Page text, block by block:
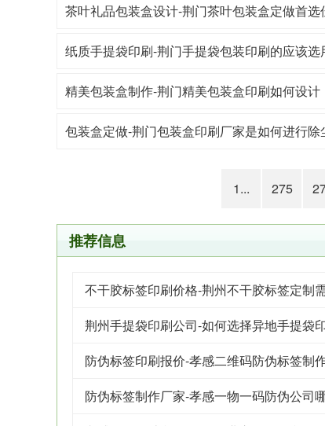
茶叶礼品包装盒设计-荆门茶叶包装盒定做首选
纸质手提袋印刷-荆门手提袋包装印刷的应该选
精美包装盒制作-荆门精美包装盒印刷如何设计
包装盒定做-荆门包装盒印刷厂家是如何进行除
1... 275
推荐信息
不干胶标签印刷价格-荆州不干胶标签定制
荆州手提袋印刷公司-如何选择异地手提袋
防伪标签印刷报价-孝感二维码防伪标签制
防伪标签制作厂家-孝感一物一码防伪公司